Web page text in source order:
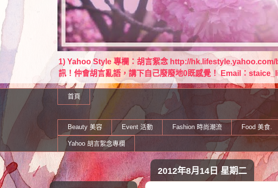
1) Yahoo Style 專欄：胡言絮念 http://hk.lifestyle.yahoo.com/
訊！仲會胡言亂語，講下自己廢廢地0既感覺！ Email：
首頁
Beauty 美容 Event 活動 Fashion 時尚潮流 Food 美食.
Yahoo 胡言絮念專欄
2012年8月14日 星期二